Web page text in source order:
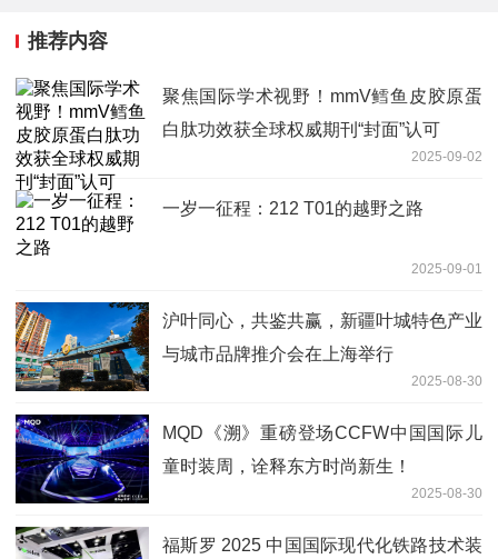
推荐内容
聚焦国际学术视野！mmV鳕鱼皮胶原蛋
白肽功效获全球权威期刊“封面”认可
2025-09-02
一岁一征程：212 T01的越野之路
2025-09-01
沪叶同心，共鉴共赢，新疆叶城特色产业
与城市品牌推介会在上海举行
2025-08-30
MQD《溯》重磅登场CCFW中国国际儿
童时装周，诠释东方时尚新生！
2025-08-30
福斯罗 2025 中国国际现代化铁路技术装